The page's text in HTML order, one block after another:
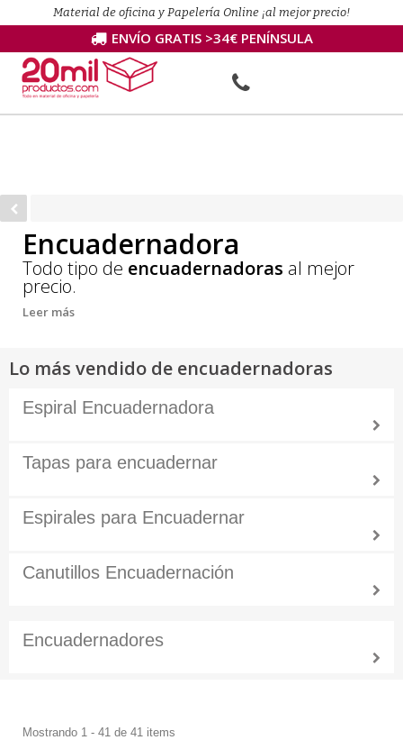
Material de oficina y Papelería Online ¡al mejor precio!
ENVÍO GRATIS >34€ PENÍNSULA
Encuadernadora
Todo tipo de encuadernadoras al mejor
precio.
Leer más
Lo más vendido de encuadernadoras
Espiral Encuadernadora
Tapas para encuadernar
Espirales para Encuadernar
Canutillos Encuadernación
Encuadernadores
Mostrando 1 - 41 de 41 items